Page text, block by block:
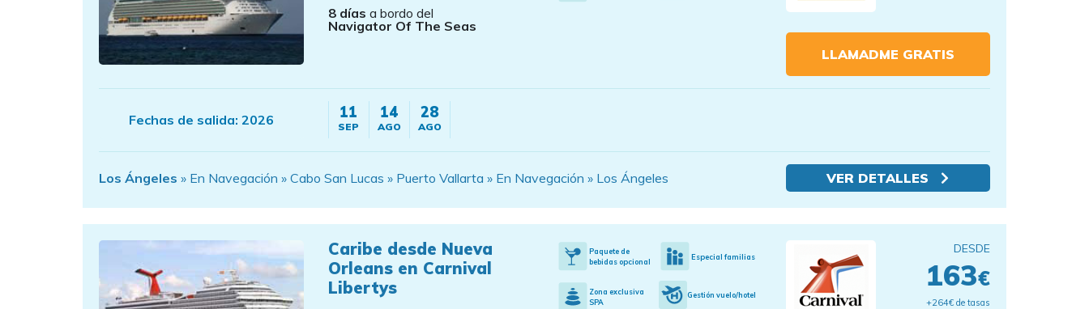
8 días a bordo del
Navigator Of The Seas
LLAMADME GRATIS
Fechas de salida: 2026 11
SEP
14
AGO
28
AGO
Los Ángeles » En Navegación » Cabo San Lucas » Puerto Vallarta » En Navegación » Los Ángeles VER DETALLES
Caribe desde Nueva
Orleans en Carnival
Libertys
Paquete de
bebidas opcional
Especial familias
Zona exclusiva
SPA
Gestión vuelo/hotel
DESDE
163€
+264€ de tasas